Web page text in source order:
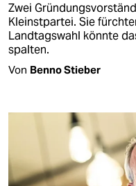
Zwei
Kleinstpartei. Sie
Landtagswahl könnte
spalten.
Von Benno Stieber